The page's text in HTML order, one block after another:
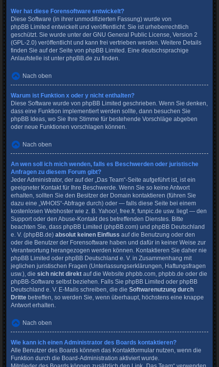
Wer hat diese Forensoftware entwickelt?
Diese Software (in ihrer unmodifizierten Fassung) wurde von
phpBB Limited entwickelt und veröffentlicht. Sie ist urheberrechtlich
geschützt. Sie wurde unter der GNU General Public License, Version 2
(GPL-2.0) veröffentlicht und kann frei vertrieben werden. Weitere Details
finden Sie auf der Seite von phpBB Limited . Eine deutschsprachige
Anlaufstelle ist unter phpBB.de zu finden.
Nach oben
Warum ist Funktion x oder y nicht enthalten?
Diese Software wurde von phpBB Limited geschrieben. Wenn Sie denken,
dass eine Funktion implementiert werden sollte, dann besuchen Sie
phpBB Ideas, wo Sie Ihre Stimme für bestehende Vorschläge abgeben
oder neue Funktionen vorschlagen können.
Nach oben
An wen soll ich mich wenden, falls es Beschwerden oder juristische
Anfragen zu diesem Forum gibt?
Jeder Administrator, der auf der „Das Team“-Seite aufgeführt ist, ist ein
geeigneter Kontakt für Ihre Beschwerde. Wenn Sie so keine Antwort
erhalten, sollten Sie den Besitzer der Domain kontaktieren (führen Sie
dazu eine „WHOIS“-Abfrage durch) oder — falls diese Seite bei einem
kostenlosen Webhoster wie z. B. Yahoo!, free.fr, funpic.de usw. liegt — den
Support oder den Abuse-Kontakt des betreffenden Dienstes. Bitte
beachten Sie, dass phpBB Limited (phpBB.com) und phpBB Deutschland
e. V. (phpBB.de) absolut keinen Einfluss auf die Benutzung oder den
oder die Benutzer der Forensoftware haben und dafür in keiner Weise zur
Verantwortung herangezogen werden können. Kontaktieren Sie daher nie
phpBB Limited oder phpBB Deutschland e. V. in Zusammenhang mit
jeglichen juristischen Fragen (Unterlassungserklärungen, Haftungsfragen
usw.), die sich nicht direkt auf die Website phpbb.com, phpbb.de oder die
phpBB-Software selbst beziehen. Falls Sie phpBB Limited oder phpBB
Deutschland e. V. E-Mails schreiben, die die Softwarenutzung durch
Dritte betreffen, so werden Sie, wenn überhaupt, höchstens eine knappe
Antwort erhalten.
Nach oben
Wie kann ich einen Administrator des Boards kontaktieren?
Alle Benutzer des Boards können das Kontaktformular nutzen, wenn die
Funktion durch die Board-Administration aktiviert wurde.